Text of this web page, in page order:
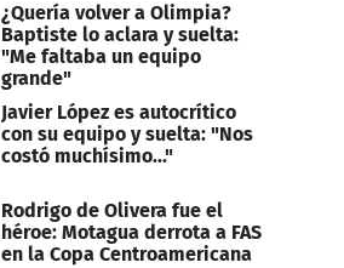
¿Quería volver a Olimpia?
Baptiste lo aclara y suelta:
"Me faltaba un equipo
grande"
Javier López es autocrítico
con su equipo y suelta: "Nos
costó muchísimo..."
Rodrigo de Olivera fue el
héroe: Motagua derrota a FAS
en la Copa Centroamericana